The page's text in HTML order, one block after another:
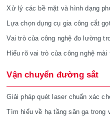
Xử lý các bề mặt và hình dạng
Lựa chọn dụng cụ gia công cắt
Vai trò của công nghệ đo lường
Hiểu rõ vai trò của công nghệ
Vận chuyển đường sắt
Giải pháp quét laser chuẩn xác
Tìm hiểu về hạ tầng sân ga trong